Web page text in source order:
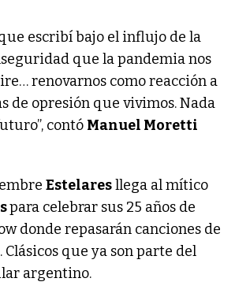
escribí bajo el influjo de la
que la pandemia nos
renovarnos como reacción a
de opresión que vivimos. Nada
contó Manuel Moretti
Estelaresllega al mítico
para celebrar sus 25 años de
donde repasarán canciones de
Clásicos que ya son parte del
argentino.